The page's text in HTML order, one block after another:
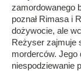
zamordowanego
poznał Rimasa i
dożywocie, ale
Reżyser zajmuje
morderców. Jego
niespodziewanie